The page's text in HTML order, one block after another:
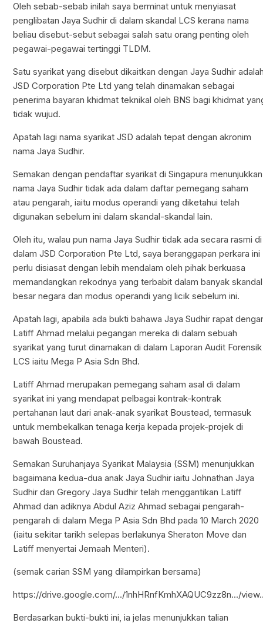
Oleh sebab-sebab inilah saya berminat untuk menyiasat
penglibatan Jaya Sudhir di dalam skandal LCS kerana nama
beliau disebut-sebut sebagai salah satu orang penting oleh
pegawai-pegawai tertinggi TLDM.
Satu syarikat yang disebut dikaitkan dengan Jaya Sudhir
JSD Corporation Pte Ltd yang telah dinamakan sebagai
penerima bayaran khidmat teknikal oleh BNS bagi khidmat
tidak wujud.
Apatah lagi nama syarikat JSD adalah tepat dengan akronim
nama Jaya Sudhir.
Semakan dengan pendaftar syarikat di Singapura menunjukkan
nama Jaya Sudhir tidak ada dalam daftar pemegang saham
atau pengarah, iaitu modus operandi yang diketahui telah
digunakan sebelum ini dalam skandal-skandal lain.
Oleh itu, walau pun nama Jaya Sudhir tidak ada secara rasmi di
dalam JSD Corporation Pte Ltd, saya beranggapan perkara ini
perlu disiasat dengan lebih mendalam oleh pihak berkuasa
memandangkan rekodnya yang terbabit dalam banyak skandal
besar negara dan modus operandi yang licik sebelum ini.
Apatah lagi, apabila ada bukti bahawa Jaya Sudhir rapat
Latiff Ahmad melalui pegangan mereka di dalam sebuah
syarikat yang turut dinamakan di dalam Laporan Audit Forensik
LCS iaitu Mega P Asia Sdn Bhd.
Latiff Ahmad merupakan pemegang saham asal di dalam
syarikat ini yang mendapat pelbagai kontrak-kontrak
pertahanan laut dari anak-anak syarikat Boustead, termasuk
untuk membekalkan tenaga kerja kepada projek-projek di
bawah Boustead.
Semakan Suruhanjaya Syarikat Malaysia (SSM) menunjukkan
bagaimana kedua-dua anak Jaya Sudhir iaitu Johnathan Jaya
Sudhir dan Gregory Jaya Sudhir telah menggantikan Latiff
Ahmad dan adiknya Abdul Aziz Ahmad sebagai pengarah-
pengarah di dalam Mega P Asia Sdn Bhd pada 10 March 2020
(iaitu sekitar tarikh selepas berlakunya Sheraton Move dan
Latiff menyertai Jemaah Menteri).
(semak carian SSM yang dilampirkan bersama)
https://drive.google.com/.../1nhHRnfKmhXAQUC9zz8n.../
Berdasarkan bukti-bukti ini, ia jelas menunjukkan talian